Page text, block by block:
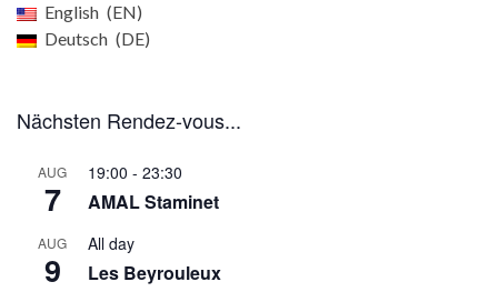
English
EN
Deutsch
DE
Nächsten Rendez-vous...
AUG
7
19:00 - 23:30
AMAL Staminet
AUG
9
All day
Les Beyrouleux